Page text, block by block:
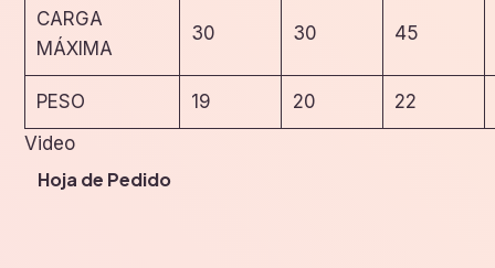
CARGA
MÁXIMA
30 30 45
PESO 19 20
22
Video
Hoja de Pedido